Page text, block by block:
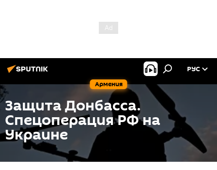
Армения
РУС
Защита Донбасса.
Спецоперация РФ на
Украине